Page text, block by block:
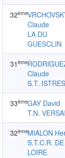
32ème
Claude
LA DU
GUESCLIN
31 ème
Claude
S.T.
33èmeGAY David
T.N.
32èmeMIALON
S.T.C.R.
LOIRE